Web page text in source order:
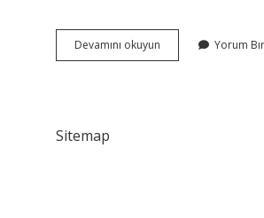
Devamını okuyun
Bağını
Yorum
Sitemap